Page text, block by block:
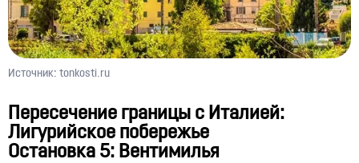
Источник: tonkosti.ru
Пересечение границы с Италией:
Лигурийское побережье
Остановка 5: Вентимилья